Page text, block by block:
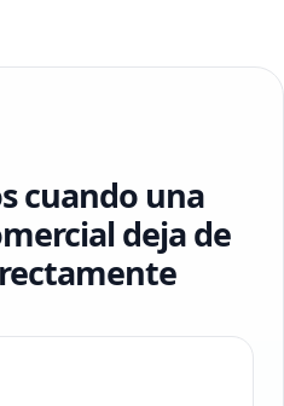
cuando una
deja de